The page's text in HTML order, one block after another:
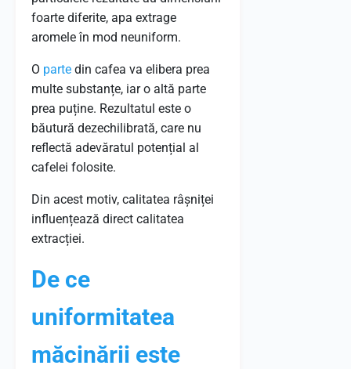
foarte diferite, apa extrage
aromele în mod neuniform.
O parte din cafea va elibera prea
multe substanțe, iar o altă parte
prea puține. Rezultatul este o
băutură dezechilibrată, care nu
reflectă adevăratul potențial al
cafelei folosite.
Din acest motiv, calitatea râșniței
influențează direct calitatea
extracției.
De ce
uniformitatea
măcinării este